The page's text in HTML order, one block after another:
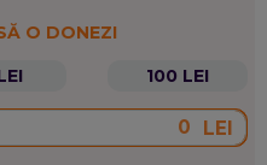
O DONEZI
100 LEI
LEI